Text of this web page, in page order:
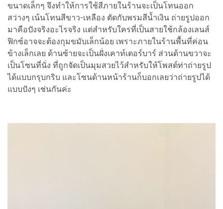
ขนาดเล็กๆ จึงทำให้การใช้สีภายในร้านจะเป็นโทนออก
สว่างๆ เน้นโทนสีขาว-เหลือง ตัดกับพรมสีน้ำเงิน ถ่ายรูปออก
มาคือปังจริงอะไรจริง แต่สำหรับใครที่เป็นสายใช้กล้องเลนส์
ฟิกซ์อาจจะต้องกุมขมับเล็กน้อย เพราะภายในร้านพื้นที่ค่อน
ข้างเล็กเลย ด้านซ้ายจะเป็นฝั่งเคาท์เตอร์บาร์ ส่วนด้านขวาจะ
เป็นโซนที่นั่ง ที่ถูกจัดเป็นมุมสวยไว้สำหรับให้โพสต์ท่าถ่ายรูป
ได้แบบกรุบกริบ และโซนด้านหน้าร้านก็บอกเลยว่าถ่ายรูปได้
แบบปังๆ เช่นกันค่ะ